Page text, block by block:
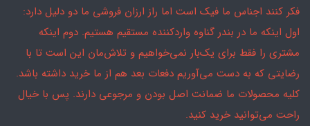
فکر کنند اجناس ما فیک است اما راز ارزان فروشی ما دو دلیل دارد:
اول اینکه ما در بندر گناوه واردکننده مستقیم هستیم. دوم اینکه
مشتری را فقط برای یک‌بار نمی‌خواهیم و تلاش‌مان این است تا با
رضایتی که به دست می‌آوریم دفعات بعد هم از ما خرید داشته باشد.
کلیه محصولات ما ضمانت اصل بودن و مرجوعی دارند. پس با خیال
راحت می‌توانید خرید کنید.